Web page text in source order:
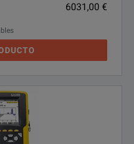
6031,00 €